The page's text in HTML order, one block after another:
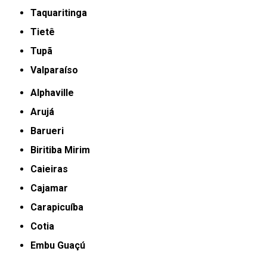
Taquaritinga
Tietê
Tupã
Valparaíso
Alphaville
Arujá
Barueri
Biritiba Mirim
Caieiras
Cajamar
Carapicuíba
Cotia
Embu Guaçú